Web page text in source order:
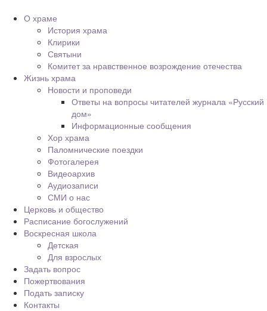
О храме
История храма
Клирики
Святыни
Комитет за нравственное возрождение отечества
Жизнь храма
Новости и проповеди
Ответы на вопросы читателей журнала «Русский
дом»
Информационные сообщения
Хор храма
Паломнические поездки
Фотогалерея
Видеоархив
Аудиозаписи
СМИ о нас
Церковь и общество
Расписание богослужений
Воскресная школа
Детская
Для взрослых
Задать вопрос
Пожертвования
Подать записку
Контакты